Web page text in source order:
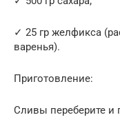
✓ 25 гр желфикса
варенья).
Приготовление:
Сливы переберите и